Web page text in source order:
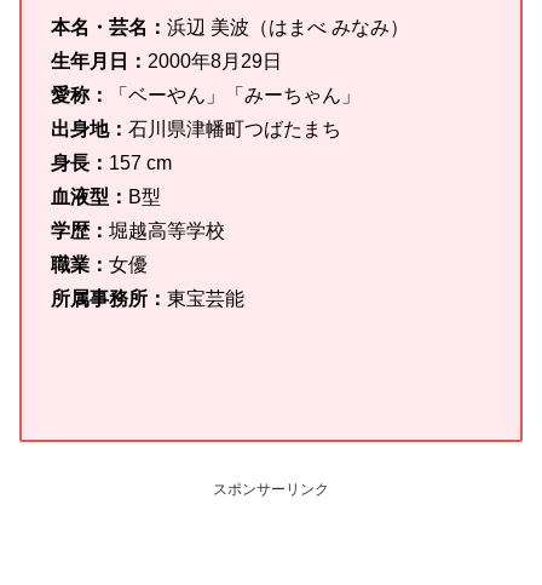
本名・芸名 ： 浜辺 美波（はまべ みなみ）
生年月日： 2000年8月29日
愛称：
「ベーやん」「みーちゃん」
出身地： 石川県津幡町つばたまち
身長： 157 cm
血液型： B型
学歴： 堀越高等学校
職業： 女優
所属事務所： 東宝芸能
スポンサーリンク